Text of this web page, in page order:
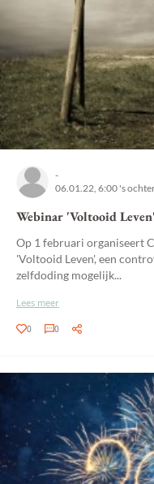
-
06.01.22, 6:00 's
Webinar 'Voltooid
Op 1 februari organiseert
'Voltooid Leven', een
zelfdoding mogelijk...
Lees meer
0 0